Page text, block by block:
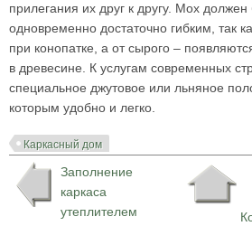
прилегания их друг к другу. Мох
одновременно достаточно гибким, так
при конопатке, а от сырого –
в древесине. К услугам современных
специальное джутовое или льняное
которым удобно и легко.
Каркасный дом
Заполнение
каркаса
утеплителем